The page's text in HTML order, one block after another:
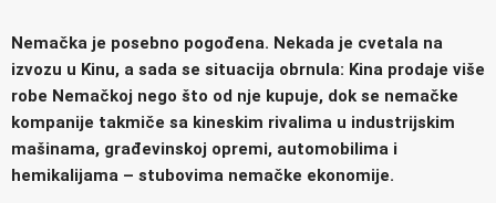
Nemačka je posebno pogođena. Nekada je cvetala na
izvozu u Kinu, a sada se situacija obrnula: Kina prodaje više
robe Nemačkoj nego što od nje kupuje, dok se nemačke
kompanije takmiče sa kineskim rivalima u industrijskim
mašinama, građevinskoj opremi, automobilima i
hemikalijama – stubovima nemačke ekonomije.